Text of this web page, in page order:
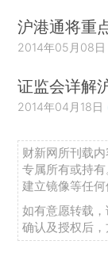
沪港通将重
2014年05月08日
证监会详解
2014年04月18日
财新网所刊载
专属所有或持
建立镜像等任何
如有意愿转载
确认及授权后，